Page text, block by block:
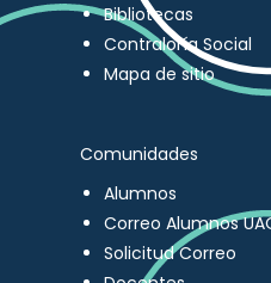
Bibliotecas
Contraloría Social
Mapa de sitio
Comunidades
Alumnos
Correo Alumnos
Solicitud Correo